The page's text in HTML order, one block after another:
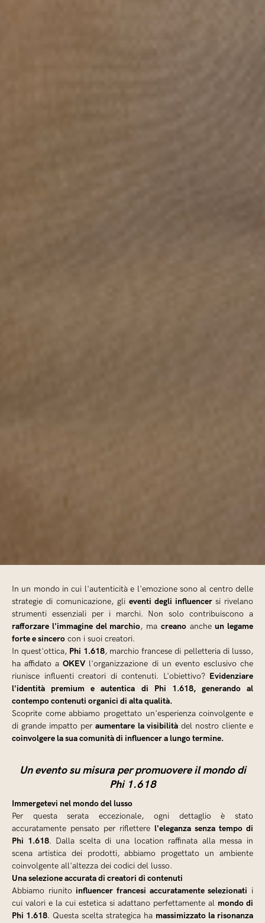
In un mondo in cui l'autenticità e l'emozione sono al centro delle
strategie di comunicazione, gli eventi degli influencer si rivelano
strumenti essenziali per i marchi. Non solo contribuiscono a
rafforzare l'immagine del marchio, ma creanoancheun legame
forte e sincero con i suoi creatori.
In quest'ottica, Phi 1.618, marchio francese di pelletteria di lusso,
ha affidato aOKEV l'organizzazione di un evento esclusivo che
riunisce influenti creatori di contenuti. L'obiettivo? Evidenziare
l'identità premium e autentica di Phi 1.618, generando al
contempo contenuti organici di alta qualità.
Scoprite come abbiamo progettato un'esperienza coinvolgente e
di grande impatto peraumentare la visibilitàdel nostro cliente e
coinvolgere la sua comunità di influencer a lungo termine.
Un evento su misura per promuovere il mondo di
Phi 1.618
Immergetevi nel mondo del lusso
Per questa serata eccezionale, ogni dettaglio è stato
accuratamente pensato per riflettere l'eleganza senza tempo di
Phi 1.618. Dalla scelta di una location raffinata alla messa in
scena artistica dei prodotti, abbiamo progettato un ambiente
coinvolgente all'altezza dei codici del lusso.
Una selezione accurata di creatori di contenuti
Abbiamo riunito influencer francesi accuratamente selezionati i
cui valori e la cui estetica si adattano perfettamente al mondo di
Phi 1.618. Questa scelta strategica ha massimizzato la risonanza